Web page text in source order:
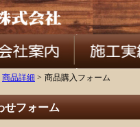
商品詳細 > 商品購入フォーム
せフォーム